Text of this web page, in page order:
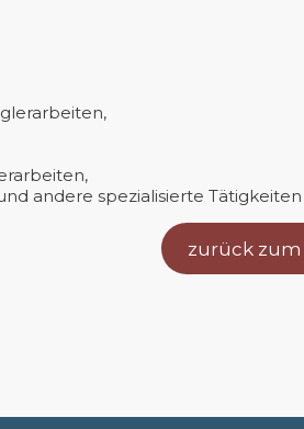
andere spezialisierte Tätigkeiten
zurück